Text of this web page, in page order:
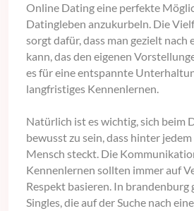
Online Dating eine perfekte
Datingleben anzukurbeln. Die
sorgt dafür, dass man gezielt nach
kann, das den eigenen
es für eine entspannte
langfristiges Kennenlernen.
Natürlich ist es wichtig, sich beim
bewusst zu sein, dass hinter
Mensch steckt. Die
Kennenlernen sollten immer auf
Respekt basieren. In brandenburg
Singles, die auf der Suche nach